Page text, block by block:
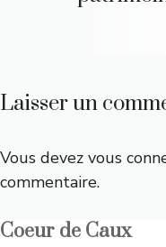
Laisser un
Vous devez vous
commentaire.
Coeur de Caux